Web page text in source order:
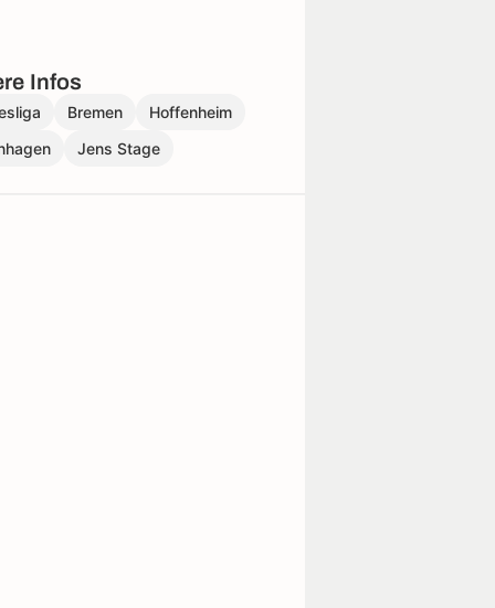
Infos
Bremen
Hoffenheim
Jens Stage